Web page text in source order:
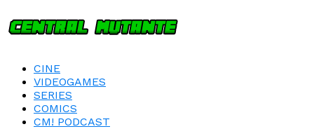
CINE
VIDEOGAMES
SERIES
COMICS
CM! PODCAST